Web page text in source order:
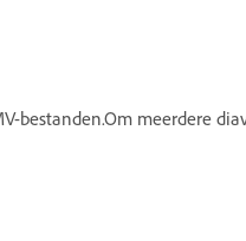
bestanden.Om meerdere